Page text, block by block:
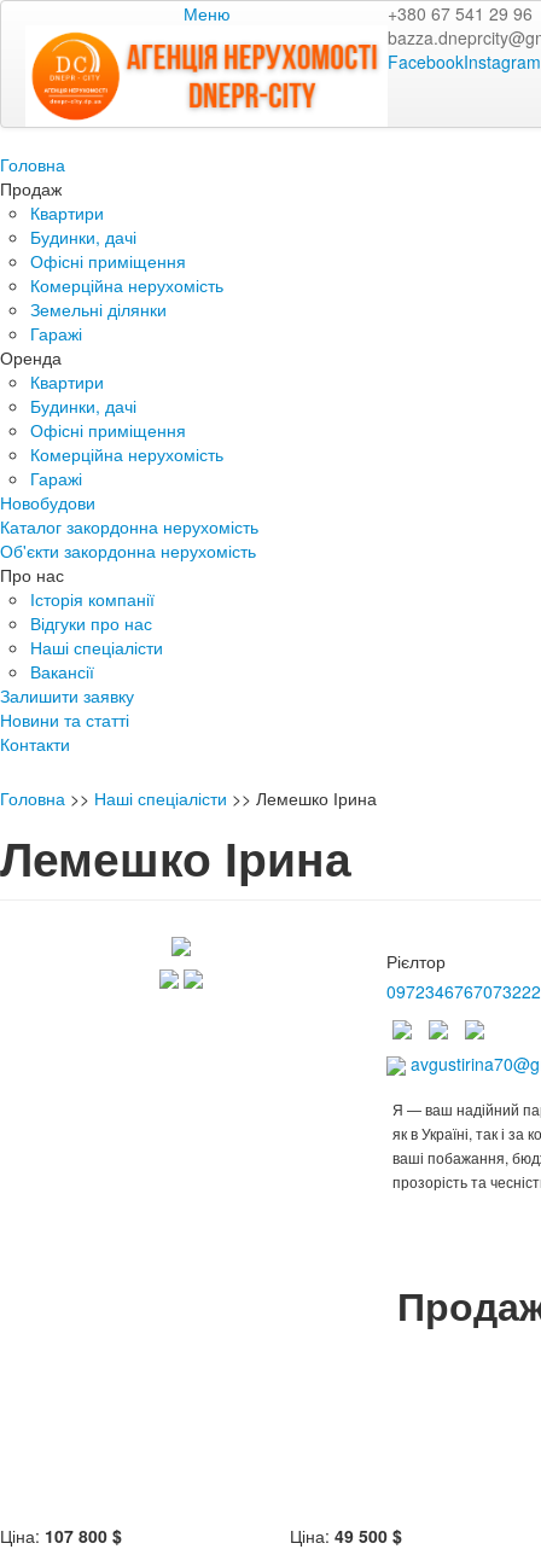
Меню
+380 67 541 29 96
FacebookInstagram
Головна
Продаж
Квартири
Будинки, дачі
Офісні приміщення
Комерційна нерухомість
Земельні ділянки
Гаражі
Оренда
Квартири
Будинки, дачі
Офісні приміщення
Комерційна нерухомість
Гаражі
Новобудови
Каталог закордонна нерухомість
Об'єкти закордонна нерухомість
Про нас
Історія компанії
Відгуки про нас
Наші спеціалісти
Вакансії
Залишити заявку
Новини та статті
Контакти
Головна >> Наші спеціалісти >> Лемешко Ірина
Лемешко Ірина
Рієлтор
0972346767
Я — ваш надійний
як в Україні, так і за
ваші побажання,
прозорість та
Ціна: 107 800 $ Ціна: 49 500 $